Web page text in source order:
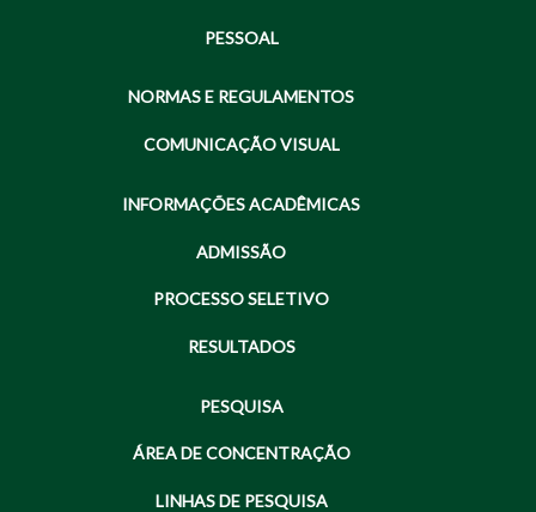
PESSOAL
NORMAS E REGULAMENTOS
COMUNICAÇÃO VISUAL
INFORMAÇÕES ACADÊMICAS
ADMISSÃO
PROCESSO SELETIVO
RESULTADOS
PESQUISA
ÁREA DE CONCENTRAÇÃO
LINHAS DE PESQUISA